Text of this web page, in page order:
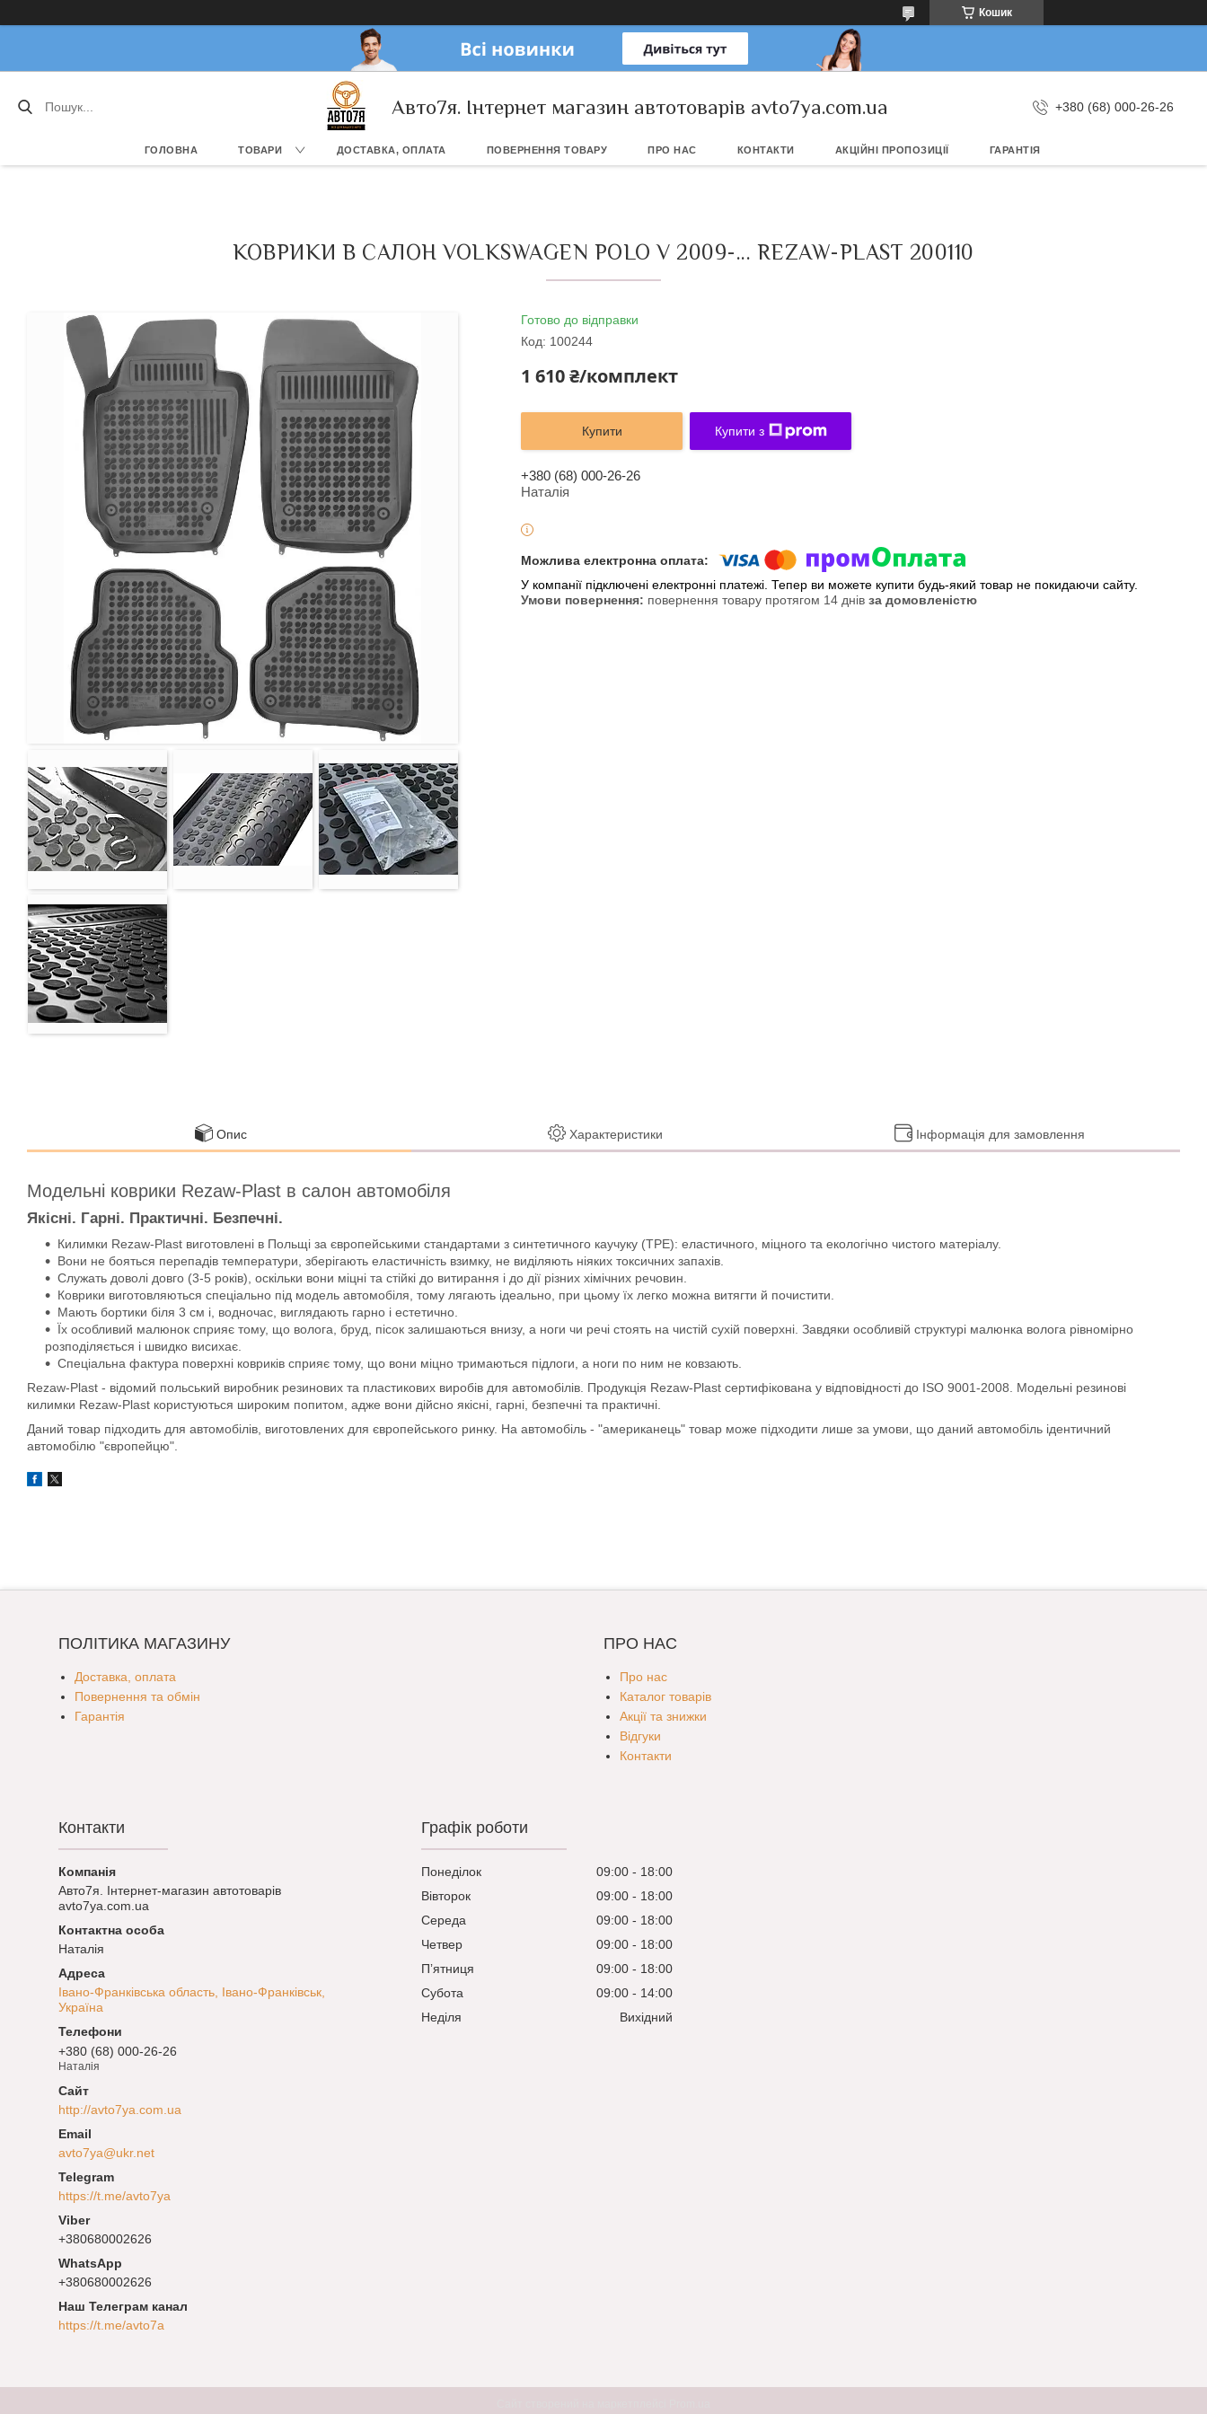
Кошик
Авто7я. Інтернет магазин автотоварів avto7ya.com.ua +380 (68) 000-26-26
ГОЛОВНА ТОВАРИ ДОСТАВКА, ОПЛАТА ПОВЕРНЕННЯ ТОВАРУ ПРО НАС КОНТАКТИ АКЦІЙНІ ПРОПОЗИЦІЇ ГАРАНТІЯ
КОВРИКИ В САЛОН VOLKSWAGEN POLO V 2009-... REZAW-PLAST 200110
Готово до відправки
Код: 100244
1 610 ₴/комплект
Купити Купити з
+380 (68) 000-26-26
Наталія
У компанії підключені електронні платежі. Тепер ви можете купити будь-який товар не покидаючи сайту.
повернення товару протягом 14 днів за домовленістю
Опис Характеристики Інформація для замовлення
Модельні коврики Rezaw-Plast в салон автомобіля
Якісні. Гарні. Практичні. Безпечні.
Килимки Rezaw-Plast виготовлені в Польщі за європейськими стандартами з синтетичного каучуку (ТРЕ): еластичного, міцного та екологічно чистого матеріалу.
Вони не бояться перепадів температури, зберігають еластичність взимку, не виділяють ніяких токсичних запахів.
Служать доволі довго (3-5 років), оскільки вони міцні та стійкі до витирання і до дії різних хімічних речовин.
Коврики виготовляються спеціально під модель автомобіля, тому лягають ідеально, при цьому їх легко можна витягти й почистити.
Мають бортики біля 3 см і, водночас, виглядають гарно і естетично.
Їх особливий малюнок сприяє тому, що волога, бруд, пісок залишаються внизу, а ноги чи речі стоять на чистій сухій поверхні. Завдяки особливій структурі малюнка волога рівномірно
розподіляється і швидко висихає.
Спеціальна фактура поверхні ковриків сприяє тому, що вони міцно тримаються підлоги, а ноги по ним не ковзають.
Rezaw-Plast - відомий польський виробник резинових та пластикових виробів для автомобілів. Продукція Rezaw-Plast сертифікована у відповідності до ISO 9001-2008. Модельні резинові
килимки Rezaw-Plast користуються широким попитом, адже вони дійсно якісні, гарні, безпечні та практичні.
Даний товар підходить для автомобілів, виготовлених для європейського ринку. На автомобіль - "американець" товар може підходити лише за умови, що даний автомобіль ідентичний
автомобілю "європейцю".
ПОЛІТИКА МАГАЗИНУ
Доставка, оплата
Повернення та обмін
Гарантія
ПРО НАС
Про нас
Каталог товарів
Акції та знижки
Відгуки
Контакти
Контакти
Авто7я. Інтернет-магазин автотоварів
avto7ya.com.ua
Наталія
Івано-Франківська область, Івано-Франківськ,
Україна
+380 (68) 000-26-26
Наталія
http://avto7ya.com.ua
avto7ya@ukr.net
https://t.me/avto7ya
+380680002626
+380680002626
Наш Телеграм канал
https://t.me/avto7a
Графік роботи
Понеділок 09:00
18:00
Вівторок
09:00
18:00
Середа
09:00
18:00
Четвер
09:00
18:00
Пʼятниця
09:00
18:00
Субота
09:00
14:00
Неділя
Вихідний